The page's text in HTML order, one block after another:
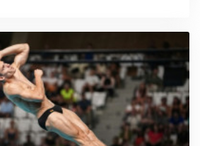
4:6 gegen den Niederländer Tallon
beendet.